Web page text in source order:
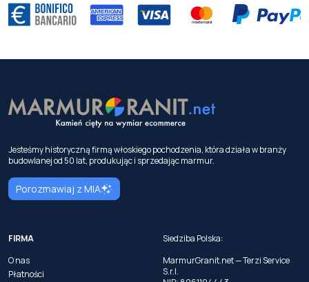
Jesteśmy historyczną firmą włoskiego pochodzenia, która działa w branży
budowlanej od 50 lat, produkując i sprzedając marmur.
Porozmawiaj z MIA
FIRMA
O nas
Płatności
Siedziba Polska:
MarmurGranit.net — Terzi Service
S.r.l.